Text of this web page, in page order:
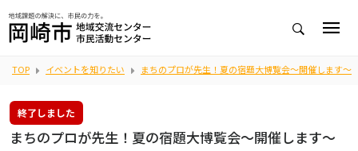
TOP イベントを知りたい まちのプロが先生！夏の宿題大博覧会～開催します～
終了しました
まちのプロが先生！夏の宿題大博覧会～開催します～